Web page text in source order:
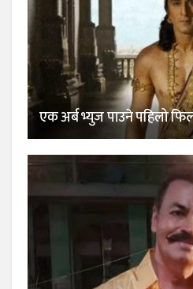
एक अर्ब भ्युज पाउने पहिलो